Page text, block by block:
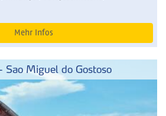
Mehr Infos
Sao Miguel do Gostoso